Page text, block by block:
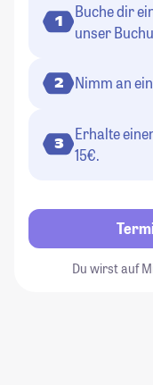
1
Buche dir
unser
2 Nimm an
3
Erhalte
15€.
Du wirst auf